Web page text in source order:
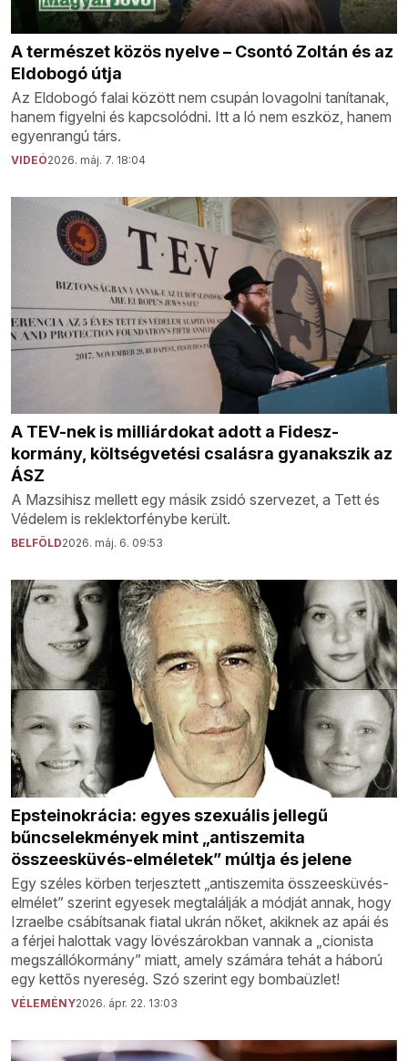
A természet közös nyelve – Csontó Zoltán és az
Eldobogó útja
Az Eldobogó falai között nem csupán lovagolni tanítanak,
hanem figyelni és kapcsolódni. Itt a ló nem eszköz, hanem
egyenrangú társ.
VIDEÓ2026. máj. 7. 18:04
A TEV-nek is milliárdokat adott a Fidesz-
kormány, költségvetési csalásra gyanakszik az
ÁSZ
A Mazsihisz mellett egy másik zsidó szervezet, a Tett és
Védelem is reklektorfénybe került.
BELFÖLD2026. máj. 6. 09:53
Epsteinokrácia: egyes szexuális jellegű
bűncselekmények mint „antiszemita
összeesküvés-elméletek” múltja és jelene
Egy széles körben terjesztett „antiszemita összeesküvés-
elmélet” szerint egyesek megtalálják a módját annak, hogy
Izraelbe csábítsanak fiatal ukrán nőket, akiknek az apái és
a férjei halottak vagy lövészárokban vannak a „cionista
megszállókormány” miatt, amely számára tehát a háború
egy kettős nyereség. Szó szerint egy bombaüzlet!
VÉLEMÉNY2026. ápr. 22. 13:03